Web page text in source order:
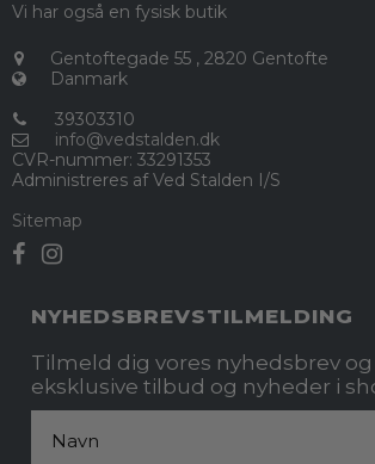
Vi har også en fysisk butik
Gentoftegade 55 , 2820 Gentofte
Danmark
39303310
info@vedstalden.dk
CVR-nummer: 33291353
Administreres af Ved Stalden I/S
Sitemap
NYHEDSBREVSTILMELDING
Tilmeld dig vores nyhedsbrev
eksklusive tilbud og nyheder i